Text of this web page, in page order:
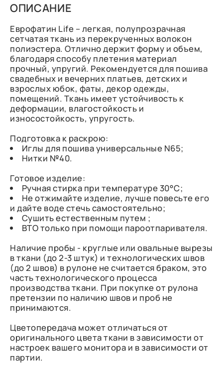
ОПИСАНИЕ
Еврофатин Life – легкая, полупрозрачная
сетчатая ткань из перекрученных волокон
полиэстера. Отлично держит форму и объем,
благодаря способу плетения материал
прочный, упругий. Рекомендуется для пошива
свадебных и вечерних платьев, детских и
взрослых юбок, фаты, декор одежды,
помещений. Ткань имеет устойчивость к
деформации, влагостойкость и
износостойкость, упругость.
Подготовка к раскрою:
Иглы для пошива универсальные N65;
Нитки №40.
Готовое изделие:
Ручная стирка при температуре 30°С;
Не отжимайте изделие, лучше повесьте его
и дайте воде стечь самостоятельно;
Сушить естественным путем ;
ВТО только при помощи пароотпаривателя.
Наличие пробы - круглые или овальные вырезы
в ткани (до 2-3 штук) и технологических швов
(до 2 швов) в рулоне не считается браком, это
часть технологического процесса
производства ткани. При покупке от рулона
претензии по наличию швов и проб не
принимаются.
Цветопередача может отличаться от
оригинального цвета ткани в зависимости от
настроек вашего монитора и в зависимости от
партии.